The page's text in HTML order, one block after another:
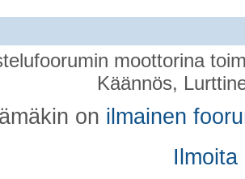
moottorina
Käännös,
on ilmainen